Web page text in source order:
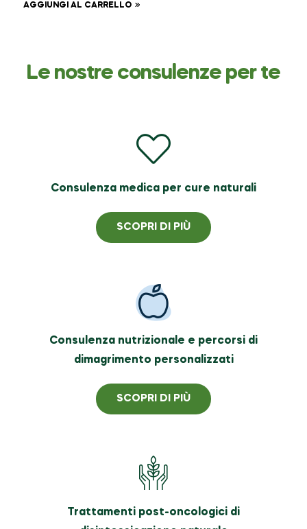
AGGIUNGI AL CARRELLO
Le nostre consulenze per te
Consulenza medica per cure naturali
SCOPRI DI PIÙ
Consulenza nutrizionale e percorsi di
dimagrimento personalizzati
SCOPRI DI PIÙ
Trattamenti post-oncologici di